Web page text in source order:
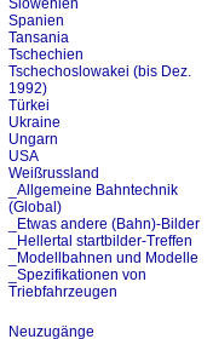
Slowenien
Spanien
Tansania
Tschechien
Tschechoslowakei (bis Dez.
1992)
Türkei
Ukraine
Ungarn
USA
Weißrussland
_Allgemeine Bahntechnik
(Global)
_Etwas andere (Bahn)-Bilder
_Hellertal startbilder-Treffen
_Modellbahnen und Modelle
_Spezifikationen von
Triebfahrzeugen
Neuzugänge